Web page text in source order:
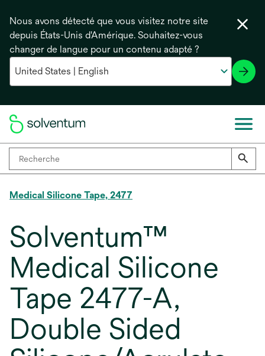
Nous avons détecté que vous visitez notre site
depuis États-Unis d'Amérique. Souhaitez-vous
changer de langue pour un contenu adapté ?
Medical Silicone Tape, 2477
Solventum™
Medical Silicone
Tape 2477-A,
Double Sided